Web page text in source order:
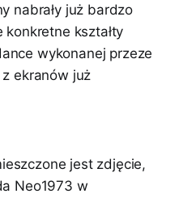
nabrały już bardzo
konkretne kształty
wykonanej przeze
ekranów już
jest zdjęcie,
Neo1973 w